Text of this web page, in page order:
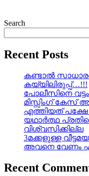
Search
Recent Posts
കണ്ടാൽ
കയ്യിലിരുപ്പ്…!!!
പോലീസിനെ
മിസ്സിംഗ് കേസ്
എത്തിയത് പക്ഷേ
യഥാർത്ഥ
വിശ്വസിക്കില്ല
3മക്കളുള്ള
അവനെ വേണം
Recent